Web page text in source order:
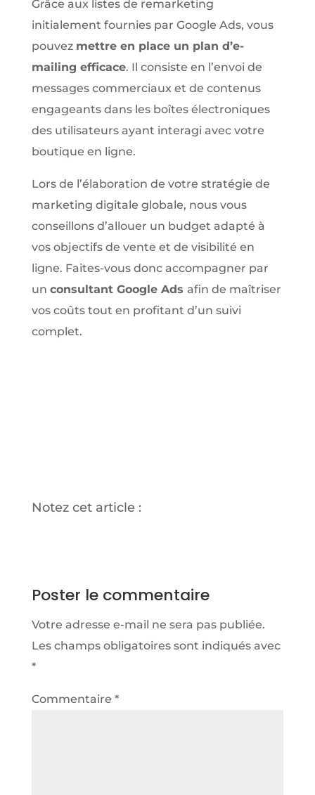
Grâce aux listes de remarketing
initialement fournies par Google Ads, vous
pouvez mettre en place un plan d’e-
mailing efficace. Il consiste en l’envoi de
messages commerciaux et de contenus
engageants dans les boîtes électroniques
des utilisateurs ayant interagi avec votre
boutique en ligne.
Lors de l’élaboration de votre stratégie de
marketing digitale globale, nous vous
conseillons d’allouer un budget adapté à
vos objectifs de vente et de visibilité en
ligne. Faites-vous donc accompagner par
un consultant Google Ads afin de maîtriser
vos coûts tout en profitant d’un suivi
complet.
Notez cet article :
Poster le commentaire
Votre adresse e-mail ne sera pas publiée.
Les champs obligatoires sont indiqués avec
*
Commentaire *